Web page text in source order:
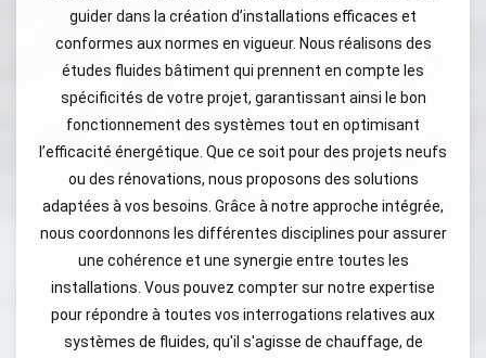
guider dans la création d’installations efficaces et
conformes aux normes en vigueur. Nous réalisons des
études fluides bâtiment qui prennent en compte les
spécificités de votre projet, garantissant ainsi le bon
fonctionnement des systèmes tout en optimisant
l’efficacité énergétique. Que ce soit pour des projets neufs
ou des rénovations, nous proposons des solutions
adaptées à vos besoins. Grâce à notre approche intégrée,
nous coordonnons les différentes disciplines pour assurer
une cohérence et une synergie entre toutes les
installations. Vous pouvez compter sur notre expertise
pour répondre à toutes vos interrogations relatives aux
systèmes de fluides, qu'il s'agisse de chauffage, de